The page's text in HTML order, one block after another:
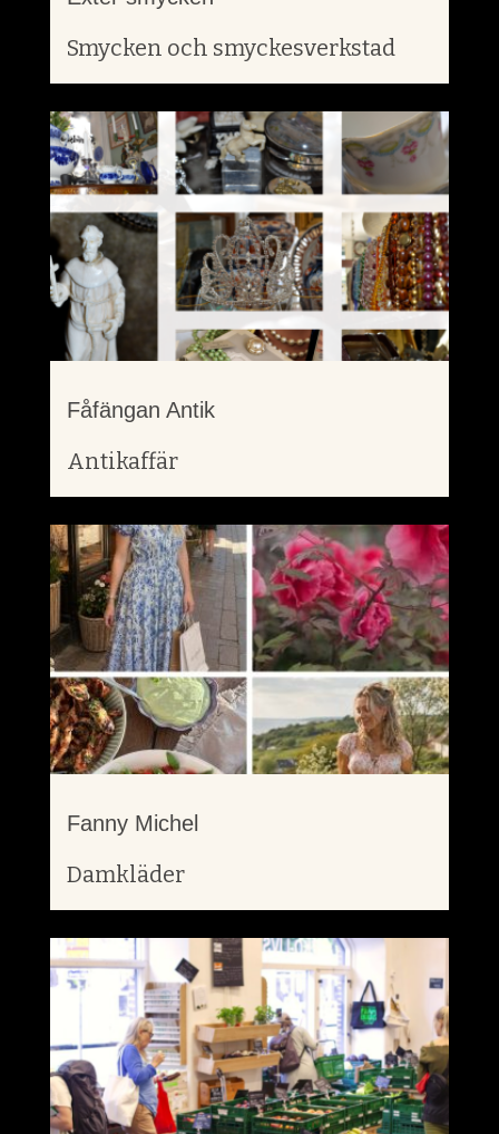
Smycken och smyckesverkstad
Fåfängan Antik
Antikaffär
Fanny Michel
Damkläder